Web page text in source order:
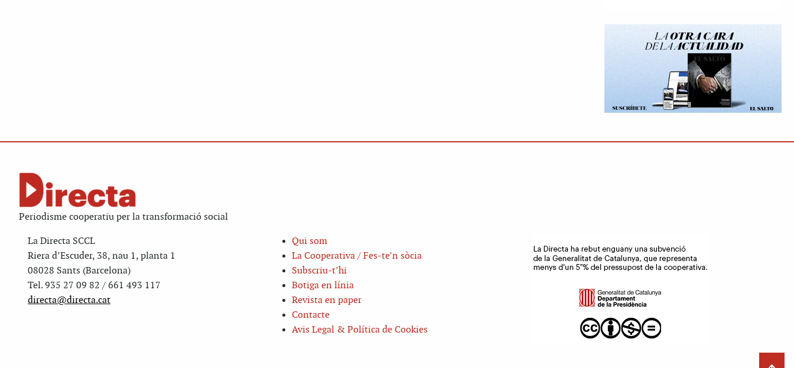
Periodisme cooperatiu per la transformació social
La Directa SCCL
Riera d’Escuder, 38, nau 1, planta 1
08028 Sants (Barcelona)
Tel. 935 27 09 82 / 661 493 117
directa@directa.cat
Qui som
La Cooperativa / Fes-te’n sòcia
Subscriu-t’hi
Botiga en línia
Revista en paper
Contacte
Avis Legal & Política de Cookies